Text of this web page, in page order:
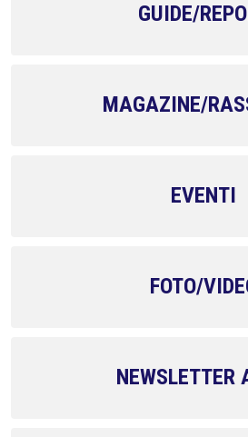
GUIDE/
MAGAZINE/
EVENTI
FOTO/
NEWSLETTER